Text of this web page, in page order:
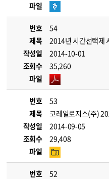
파일
번호
54
제목
2014년 시간선택제
작성일
2014-10-01
조회수
35,260
파일
번호
53
제목
코레일로지스(주)
작성일
2014-09-05
조회수
29,408
파일
번호
52